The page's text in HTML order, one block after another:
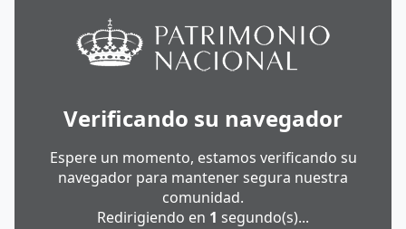
Verificando su navegador
Espere un momento, estamos verificando su
navegador para mantener segura nuestra
comunidad.
Redirigiendo en 1 segundo(s)...